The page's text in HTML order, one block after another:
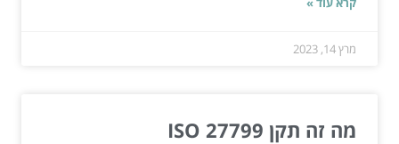
מרץ 14, 2023
מה זה תקן ISO 27799